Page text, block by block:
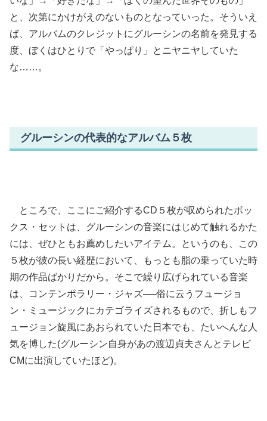
と、次第にかけがえのないものとなっていった。そういえ
ば、アルバムのクレジットにグルーシンの名前を発見する
度、ぼくはひとりで「やっぱり」とニヤニヤしていた
な……。
グルーシンの代表的なアルバム５枚
ところで、ここにご紹介するCD５枚が収められたボッ
クス・セットは、グルーシンの音楽にはじめて触れるかた
には、ぜひともお薦めしたいアイテム。というのも、この
５枚が彼の長い経歴において、もっとも脂の乗っていた時
期の作品ばかりだから。そこで繰り広げられている音楽
は、コンテンポラリー・ジャズ──俗に云うフュージョ
ン・ミュージックにカテゴライズされるもので、折しもフ
ュージョン旋風にあおられていた日本でも、たいへんな人
気を博した(グルーシン自身があの渡辺貞夫さんとテレビ
CMに出演していたほど)。